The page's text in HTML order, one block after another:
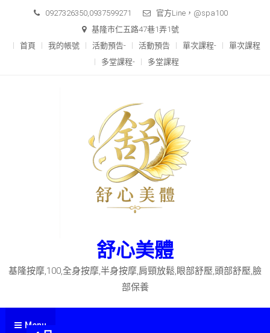
content
0927326350,0937599271
官方Line，@spa100
基隆市仁五路47巷1弄1號
首頁
我的帳號 活動預告- 活動預告 單次課程-
單次課程
多堂課程-
多堂課程
舒心美體
基隆按摩,100,全身按摩,半身按摩,肩頸放鬆,眼部舒壓,頭部舒壓,臉
部保養
Menu